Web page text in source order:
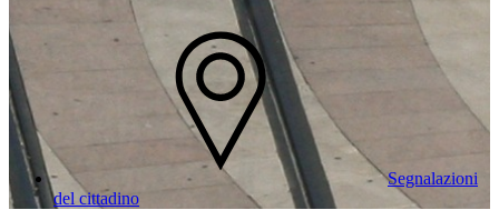
Segnalazioni
del cittadino